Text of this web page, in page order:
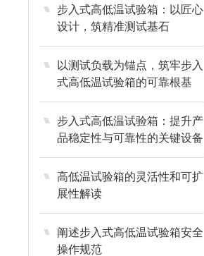
步入式高低温试验箱：以匠心
设计，筑精准测试基石
以测试负载为锚点，筑牢步入
式高低温试验箱的可靠根基
步入式高低温试验箱：提升产
品稳定性与可靠性的关键设备
高低温试验箱的灵活性和可扩
展性解读
阐述步入式高低温试验箱安全
操作规范